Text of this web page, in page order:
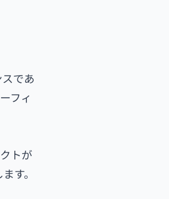
であ
フィ
トが
す。